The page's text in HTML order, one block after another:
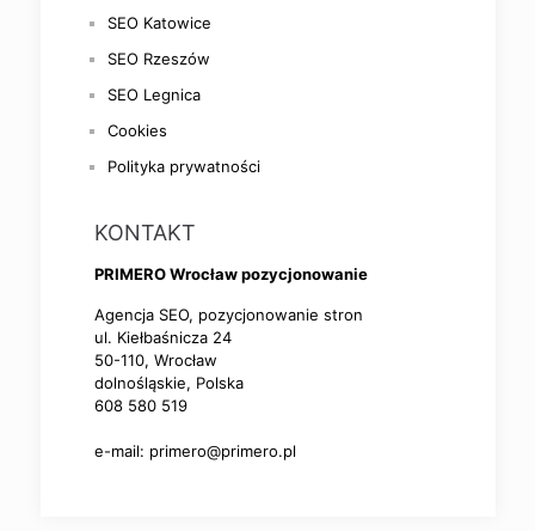
SEO Katowice
SEO Rzeszów
SEO Legnica
Cookies
Polityka prywatności
KONTAKT
PRIMERO Wrocław pozycjonowanie
Agencja SEO, pozycjonowanie stron
ul. Kiełbaśnicza 24
50-110, Wrocław
dolnośląskie, Polska
608 580 519
e-mail: primero@primero.pl